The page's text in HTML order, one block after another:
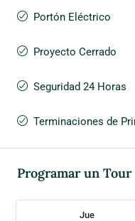
Portón Eléctrico
Proyecto Cerrado
Seguridad 24 Horas
Terminaciones de
Programar un Tour
Jue